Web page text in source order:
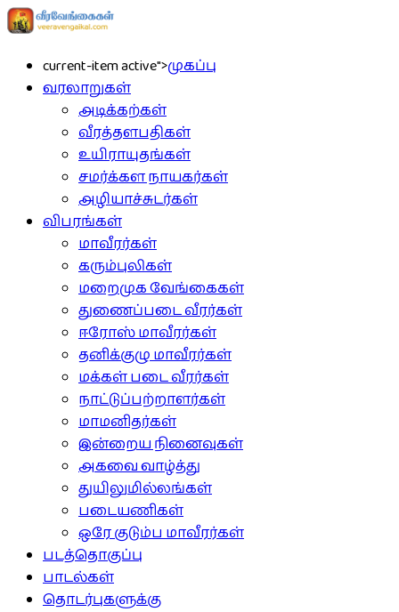
current-item active">முகப்பு
வரலாறுகள்
அடிக்கற்கள்
வீரத்தளபதிகள்
உயிராயுதங்கள்
சமர்க்கள நாயகர்கள்
அழியாச்சுடர்கள்
விபரங்கள்
மாவீரர்கள்
கரும்புலிகள்
மறைமுக வேங்கைகள்
துணைப்படை வீரர்கள்
ஈரோஸ் மாவீரர்கள்
தனிக்குழு மாவீரர்கள்
மக்கள் படை வீரர்கள்
நாட்டுப்பற்றாளர்கள்
மாமனிதர்கள்
இன்றைய நினைவுகள்
அகவை வாழ்த்து
துயிலுமில்லங்கள்
படையணிகள்
ஒரே குடும்ப மாவீரர்கள்
படத்தொகுப்பு
பாடல்கள்
தொடர்புகளுக்கு